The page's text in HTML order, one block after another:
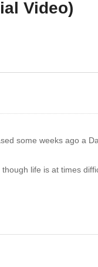
fulfude medley
Video)
some weeks ago a
life is at times